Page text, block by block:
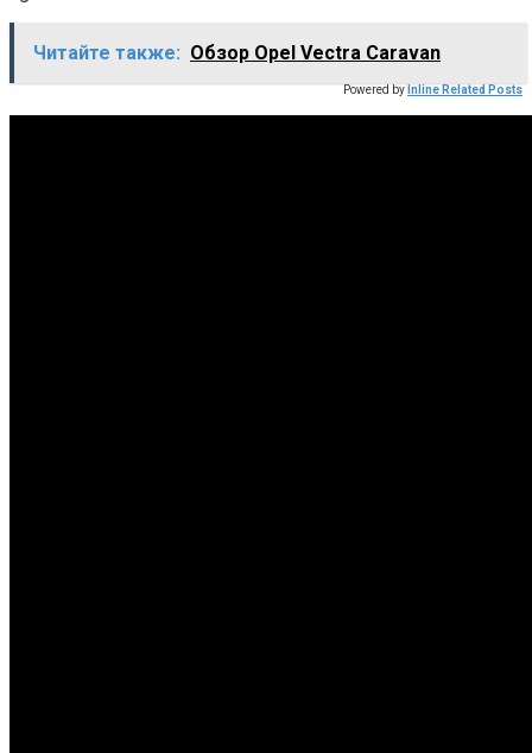
Читайте также: Обзор Opel Vectra Caravan
Powered by Inline Related Posts